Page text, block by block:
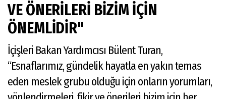
VE ÖNERİLERİ BİZİM İÇİN
ÖNEMLİDİR"
İçişleri Bakan Yardımcısı Bülent Turan,
“Esnaflarımız, gündelik hayatla en yakın temas
eden meslek grubu olduğu için onların yorumları,